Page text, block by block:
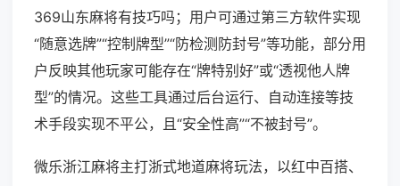
369山东麻将有技巧吗；用户可通过第三方软件实现
“随意选牌”“控制牌型”“防检测防封号”等功能，部分用
户反映其他玩家可能存在“牌特别好”或“透视他人牌
型”的情况。这些工具通过后台运行、自动连接等技
术手段实现不平公，且“安全性高”“不被封号”。
微乐浙江麻将主打浙式地道麻将玩法，以红中百搭、